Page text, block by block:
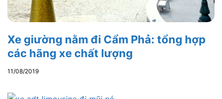
Xe giường nằm đi Cẩm Phả: tổng hợp
các hãng xe chất lượng
11/08/2019